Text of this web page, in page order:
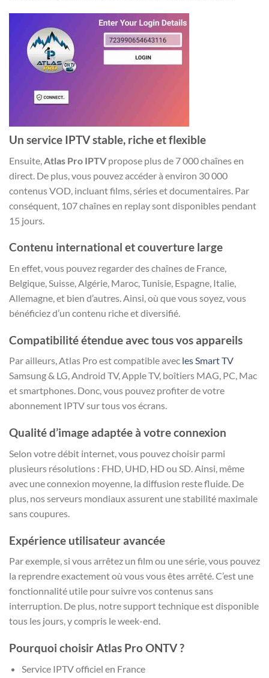
Un service IPTV stable, riche et flexible
Ensuite, Atlas Pro IPTV propose plus de 7 000 chaînes en
direct. De plus, vous pouvez accéder à environ 30 000
contenus VOD, incluant films, séries et documentaires. Par
conséquent, 107 chaînes en replay sont disponibles pendant
15 jours.
Contenu international et couverture large
En effet, vous pouvez regarder des chaînes de France,
Belgique, Suisse, Algérie, Maroc, Tunisie, Espagne, Italie,
Allemagne, et bien d’autres. Ainsi, où que vous soyez, vous
bénéficiez d’un contenu riche et diversifié.
Compatibilité étendue avec tous vos appareils
Par ailleurs, Atlas Pro est compatible avec les Smart TV
Samsung & LG, Android TV, Apple TV, boîtiers MAG, PC, Mac
et smartphones. Donc, vous pouvez profiter de votre
abonnement IPTV sur tous vos écrans.
Qualité d’image adaptée à votre connexion
Selon votre débit internet, vous pouvez choisir parmi
plusieurs résolutions : FHD, UHD, HD ou SD. Ainsi, même
avec une connexion moyenne, la diffusion reste fluide. De
plus, nos serveurs mondiaux assurent une stabilité maximale
sans coupures.
Expérience utilisateur avancée
Par exemple, si vous arrêtez un film ou une série, vous pouvez
la reprendre exactement où vous vous êtes arrêté. C’est une
fonctionnalité utile pour suivre vos contenus sans
interruption. De plus, notre support technique est disponible
tous les jours, y compris le week-end.
Pourquoi choisir Atlas Pro ONTV ?
Service IPTV officiel en France